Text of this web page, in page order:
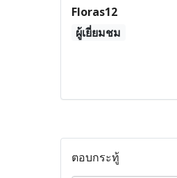
Floras12
ผู้เยี่ยมชม
ตอบกระทู้